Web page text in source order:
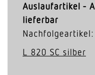
Auslaufartikel -
lieferbar
Nachfolgeartikel:
L 820 SC silber